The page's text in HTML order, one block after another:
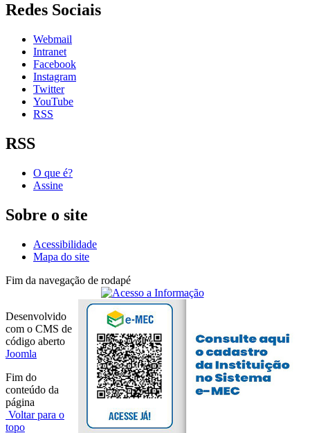
Redes Sociais
Webmail
Intranet
Facebook
Instagram
Twitter
YouTube
RSS
RSS
O que é?
Assine
Sobre o site
Acessibilidade
Mapa do site
Fim da navegação de rodapé
Desenvolvido
com o CMS de
código aberto
Joomla
Fim do
conteúdo da
página
Voltar para o
topo